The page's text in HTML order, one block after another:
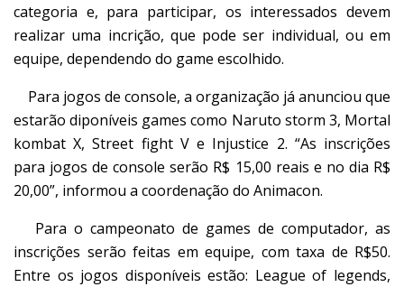
categoria e, para participar, os interessados devem
realizar uma incrição, que pode ser individual, ou em
equipe, dependendo do game escolhido.
Para jogos de console, a organização já anunciou que
estarão diponíveis games como Naruto storm 3, Mortal
kombat X, Street fight V e Injustice 2. “As inscrições
para jogos de console serão R$ 15,00 reais e no dia R$
20,00”, informou a coordenação do Animacon.
Para o campeonato de games de computador, as
inscrições serão feitas em equipe, com taxa de R$50.
Entre os jogos disponíveis estão: League of legends,